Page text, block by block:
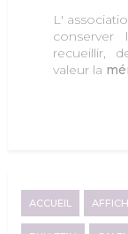
L'
conserver
recueillir,
valeur la
ACCUEIL